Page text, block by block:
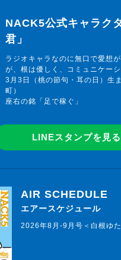
らじっと君
NACK5公式キャラク
君」
ラジオキャラなのに無口で愛想
が、根は優しく、コミュニケー
3月3日（桃の節句・耳の日）生
町）
座右の銘「足で稼ぐ」
LINEスタンプを見る
AIR SCHEDULE
エアースケジュール
2026年8月-9月号＜白根ゆた